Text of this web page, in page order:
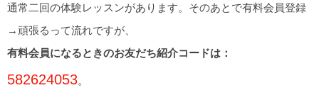
通常二回の体験レッスンがあります。そのあとで有料会員登録
→頑張るって流れですが、
有料会員になるときのお友だち紹介コードは：
582624053。